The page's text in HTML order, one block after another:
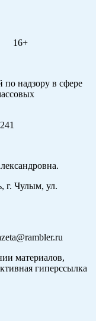
16+
по надзору в сфере
г. Чулым, ул.
материалов,
гиперссылка